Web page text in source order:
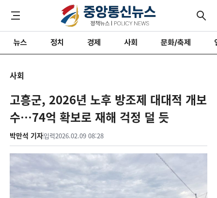
뉴스 정치 경제 사회 문화/축제
사회
고흥군, 2026년 노후 방조제 대대적 개보
수…74억 확보로 재해 걱정 덜 듯
박만석 기자입력2026.02.09 08:28